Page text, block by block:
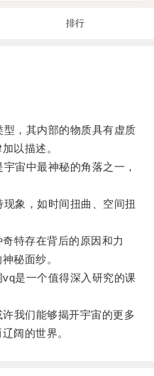
排行
，其内部的物质具有虚质
以描述。
中最神秘的角落之一，
象，如时间扭曲、空间扭
特存在背后的原因和力
秘面纱。
是一个值得深入研究的课
我们能够揭开宇宙的更多
阔的世界。